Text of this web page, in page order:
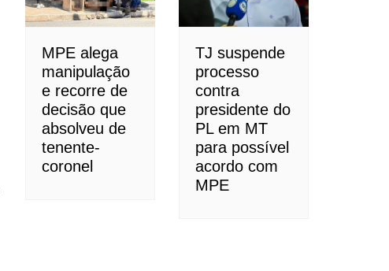
MPE alega
manipulação
e recorre de
decisão que
absolveu de
tenente-
coronel
TJ suspende
processo
contra
presidente do
PL em MT
para possível
acordo com
MPE